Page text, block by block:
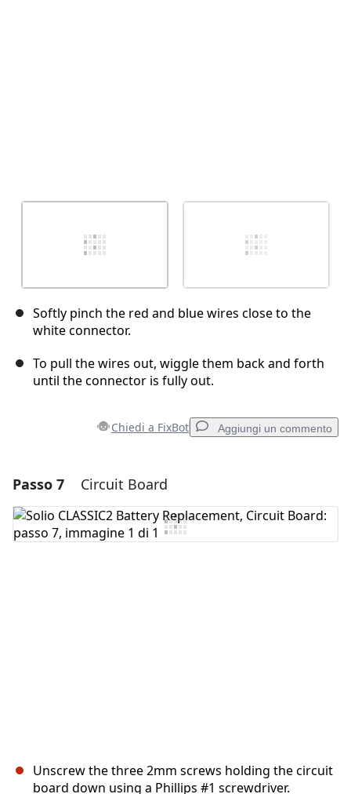
Softly pinch the red and blue wires close to the
white connector.
To pull the wires out, wiggle them back and forth
until the connector is fully out.
Chiedi a FixBot Aggiungi un commento
Aggiungi un commento
Aggiungi Commento
Passo 7 Circuit Board
Unscrew the three 2mm screws holding the circuit
board down using a Phillips #1 screwdriver.